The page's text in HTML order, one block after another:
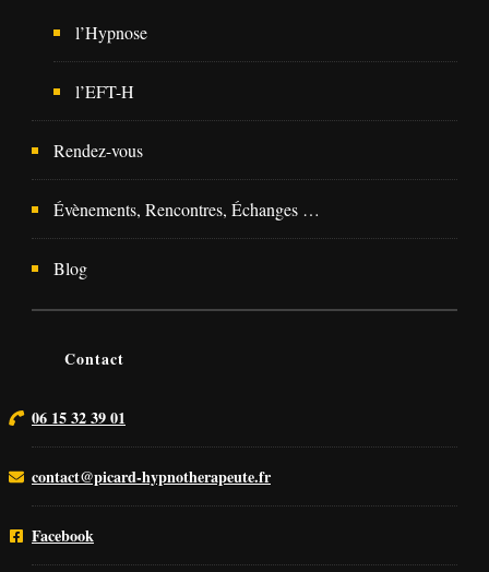
l’Hypnose
l’EFT-H
Rendez-vous
Évènements, Rencontres, Échanges …
Blog
Contact
06 15 32 39 01
contact@picard-hypnotherapeute.fr
Facebook